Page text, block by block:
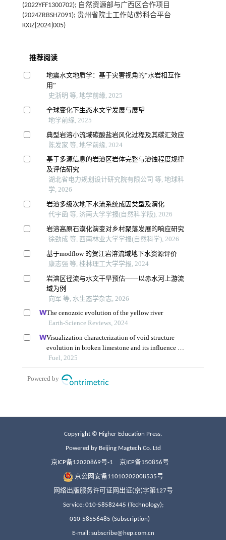
(2022YFF1300702); 自然资源部与广西区合作项目
(2024ZRBSHZ091); 贵州省院士工作站(黔科合平台
KXJZ[2024]005)
Copyright © Higher Education Press.
Powered by Beijing Magtech Co. Ltd
京ICP备12020869号-1 京ICP备150856号
京公网安备11010202008535号
网络出版服务许可证网出证(京)字第127号
Service: 010-58582445 (Technology);
010-58556485 (Subscription)
E-mail: subscribe@hep.com.cn